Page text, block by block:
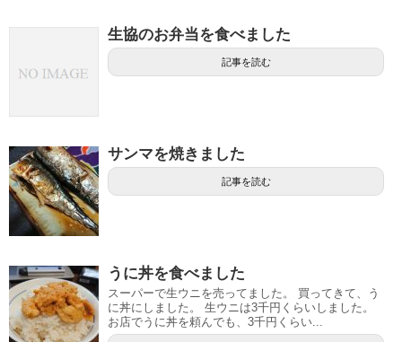
生協のお弁当を食べました
記事を読む
サンマを焼きました
記事を読む
うに丼を食べました
スーパーで生ウニを売ってました。 買ってきて、う
に丼にしました。 生ウニは3千円くらいしました。
お店でうに丼を頼んでも、3千円くらい...